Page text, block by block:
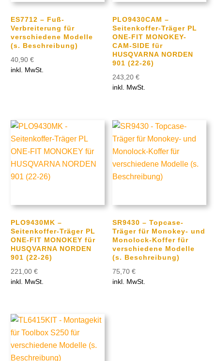
ES7712 – Fuß-
Verbreiterung für
verschiedene Modelle
(s. Beschreibung)
40,90€
inkl. MwSt.
PLO9430CAM –
Seitenkoffer-Träger PL
ONE-FIT MONOKEY-
CAM-SIDE für
HUSQVARNA NORDEN
901 (22-26)
243,20€
inkl. MwSt.
PLO9430MK –
Seitenkoffer-Träger PL
ONE-FIT MONOKEY für
HUSQVARNA NORDEN
901 (22-26)
221,00€
inkl. MwSt.
SR9430 – Topcase-
Träger für Monokey- und
Monolock-Koffer für
verschiedene Modelle
(s. Beschreibung)
75,70€
inkl. MwSt.